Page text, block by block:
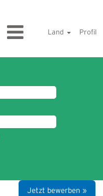
Land Profil
Jetzt bewerben »